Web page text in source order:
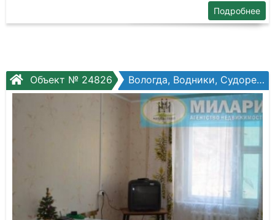
Подробнее
Объект № 24826 Вологда, Водники, Судоремонтная ул, №9а